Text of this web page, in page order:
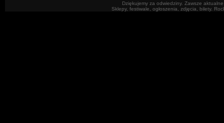
Dziękujemy za odwiedziny. Zawsze
Sklepy, festiwale, ogłoszenia, zdjęcia, bilety.